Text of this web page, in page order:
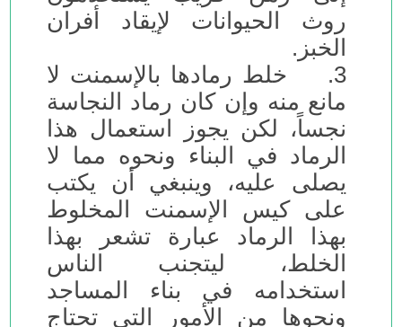
روث الحيوانات لإيقاد أفران
الخبز.
3. خلط رمادها بالإسمنت لا
مانع منه وإن كان رماد النجاسة
نجساً، لكن يجوز استعمال هذا
الرماد في البناء ونحوه مما لا
يصلى عليه، وينبغي أن يكتب
على كيس الإسمنت المخلوط
بهذا الرماد عبارة تشعر بهذا
الخلط، ليتجنب الناس
استخدامه في بناء المساجد
ونحوها من الأمور التي تحتاج